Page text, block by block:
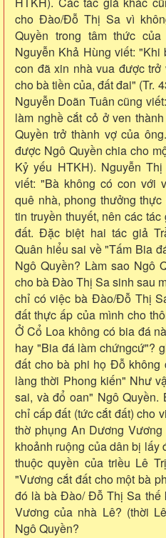
cho Đào/Đỗ Thị Sa vì
Quyền trong tâm thức
Nguyễn Khả Hùng viết:
con đã xin nhà vua được
cho bà tiền của, đất đai" (Tr.
Nguyễn Doãn Tuân cũng
làm nghề cắt cỏ ở ven
Quyền trở thành vợ của
được Ngô Quyền chia cho
Kỷ yếu HTKH). Nguyễn
viết: "Bà không có con với
quê nhà, phong thưởng
tin truyền thuyết, nên các
đất. Đặc biệt hai tác giả
Quân hiểu sai về "Tấm Bia
Ngô Quyền? Làm sao Ngô
cho bà Đào Thị Sa sinh sau
chỉ có việc bà Đào/Đỗ Thị
đất thực ấp của mình cho
Ở Cổ Loa không có bia đá
hay "Bia đá làm chứngcứ"?
đất cho bà phi họ Đỗ không
làng thời Phong kiến" Như
sai, và đổ oan" Ngô
chỉ cấp đất (tức cắt đất) cho
thờ phụng An Dương
khoảnh ruộng của dân bị lấy
thuộc quyền của triều Lê
"Vương cắt đất cho một bà
đó là bà Đào/ Đỗ Thị Sa thế
Vương của nhà Lê? (thời
Ngô Quyền?